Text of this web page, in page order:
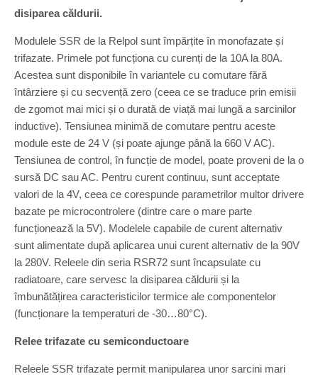
disiparea căldurii.
Modulele SSR de la Relpol sunt împărțite în monofazate și
trifazate. Primele pot funcționa cu curenți de la 10A la 80A.
Acestea sunt disponibile în variantele cu comutare fără
întârziere și cu secvență zero (ceea ce se traduce prin emisii
de zgomot mai mici și o durată de viață mai lungă a sarcinilor
inductive). Tensiunea minimă de comutare pentru aceste
module este de 24 V (și poate ajunge până la 660 V AC).
Tensiunea de control, în funcție de model, poate proveni de la o
sursă DC sau AC. Pentru curent continuu, sunt acceptate
valori de la 4V, ceea ce corespunde parametrilor multor drivere
bazate pe microcontrolere (dintre care o mare parte
funcționează la 5V). Modelele capabile de curent alternativ
sunt alimentate după aplicarea unui curent alternativ de la 90V
la 280V. Releele din seria RSR72 sunt încapsulate cu
radiatoare, care servesc la disiparea căldurii și la
îmbunătățirea caracteristicilor termice ale componentelor
(funcționare la temperaturi de -30…80°C).
Relee trifazate cu semiconductoare
Releele SSR trifazate permit manipularea unor sarcini mari